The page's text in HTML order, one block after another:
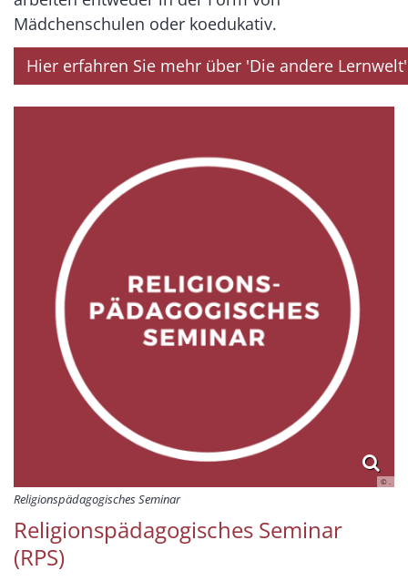
Mädchenschulen oder koedukativ.
Hier erfahren Sie mehr über 'Die andere Lernwelt'
© .
Religionspädagogisches Seminar
Religionspädagogisches Seminar
(RPS)